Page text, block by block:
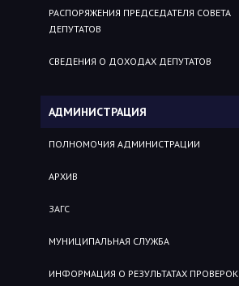
РАСПОРЯЖЕНИЯ ПРЕДСЕДАТЕЛЯ СОВЕТА
ДЕПУТАТОВ
СВЕДЕНИЯ О ДОХОДАХ ДЕПУТАТОВ
АДМИНИСТРАЦИЯ
ПОЛНОМОЧИЯ АДМИНИСТРАЦИИ
АРХИВ
ЗАГС
МУНИЦИПАЛЬНАЯ СЛУЖБА
ИНФОРМАЦИЯ О РЕЗУЛЬТАТАХ ПРОВЕРОК